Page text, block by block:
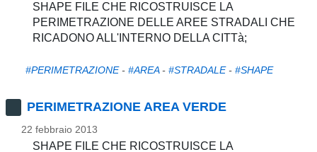
SHAPE FILE CHE RICOSTRUISCE LA
PERIMETRAZIONE DELLE AREE STRADALI CHE
RICADONO ALL'INTERNO DELLA CITTà;
#PERIMETRAZIONE- #AREA- #STRADALE- #SHAPE
PERIMETRAZIONE AREA VERDE
22 febbraio 2013
SHAPE FILE CHE RICOSTRUISCE LA